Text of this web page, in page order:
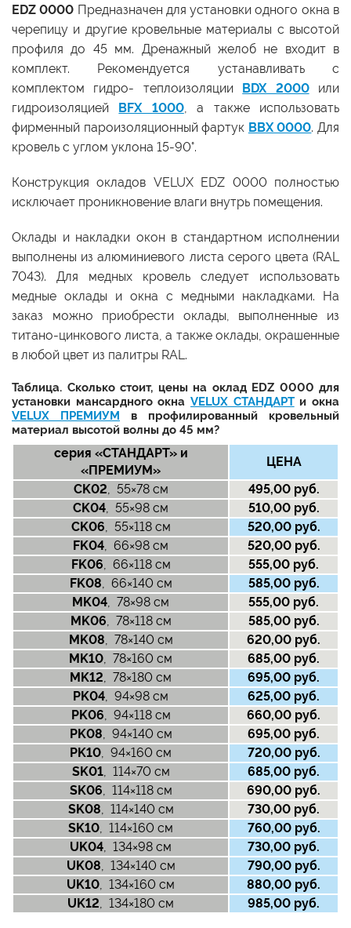
EDZ 0000 Предназначен для установки одного окна в
черепицу и другие кровельные материалы с высотой
профиля до 45 мм. Дренажный желоб не входит в
комплект. Рекомендуется устанавливать с
комплектом гидро- теплоизоляции BDX 2000или
гидроизоляцией BFX 1000, а также использовать
фирменный пароизоляционный фартук BBX 0000.​ Для
кровель с углом уклона 15-90°.
Конструкция окладов VELUX EDZ 0000 полностью
исключает проникновение влаги внутрь помещения.
Оклады и накладки окон в стандартном исполнении
выполнены из алюминиевого листа серого цвета (RAL
7043). Для медных кровель следует использовать
медные оклады и окна с медными накладками. На
заказ можно приобрести оклады, выполненные из
титано-цинкового листа, а также оклады, окрашенные
в любой цвет из палитры RAL.
Таблица. Сколько стоит, цены на оклад EDZ 0000 для
установки мансардного окна VELUX СТАНДАРТи окна
VELUX ПРЕМИУМ в профилированный кровельный
материал высотой волны до 45 мм?
серия «CТАНДАРТ» и
«ПРЕМИУМ»
ЦЕНА
CK02 , 55×78 см
495,00 руб.
CK04 , 55×98 см
510,00 руб.
CK06 , 55×118 см
520,00 руб.
FK04 , 66×98 см
520,00 руб.
FK06 , 66×118 см
555,00 руб.
FK08 , 66×140 см
585,00 руб.
MK04 , 78×98 см
555,00 руб.
MK06 , 78×118 см
585,00 руб.
MK08 , 78×140 см
620,00 руб.
MK10 , 78×160 см
685,00 руб.
MK12 , 78×180 см
695,00 руб.
PK04 , 94×98 см
625,00 руб.
PK06 , 94×118 см
660,00 руб.
PK08 , 94×140 см
695,00 руб.
PK10 , 94×160 см
720,00 руб.
SK01, 114×70 см
685,00 руб.
SK06 , 114×118 см
690,00 руб.
SK08 , 114×140 см
730,00 руб.
SK10 , 114×160 см
760,00 руб.
UK04 , 134×98 см
730,00 руб.
UK08 , 134×140 см
790,00 руб.
UK10 , 134×160 см
880,00 руб.
UK12 , 134×180 см 985,00 руб.